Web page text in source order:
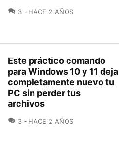
3 COMENTARIOS
HACE 2 AÑOS
Este práctico comando
para Windows 10 y 11 deja
completamente nuevo tu
PC sin perder tus
archivos
3 COMENTARIOS
HACE 2 AÑOS